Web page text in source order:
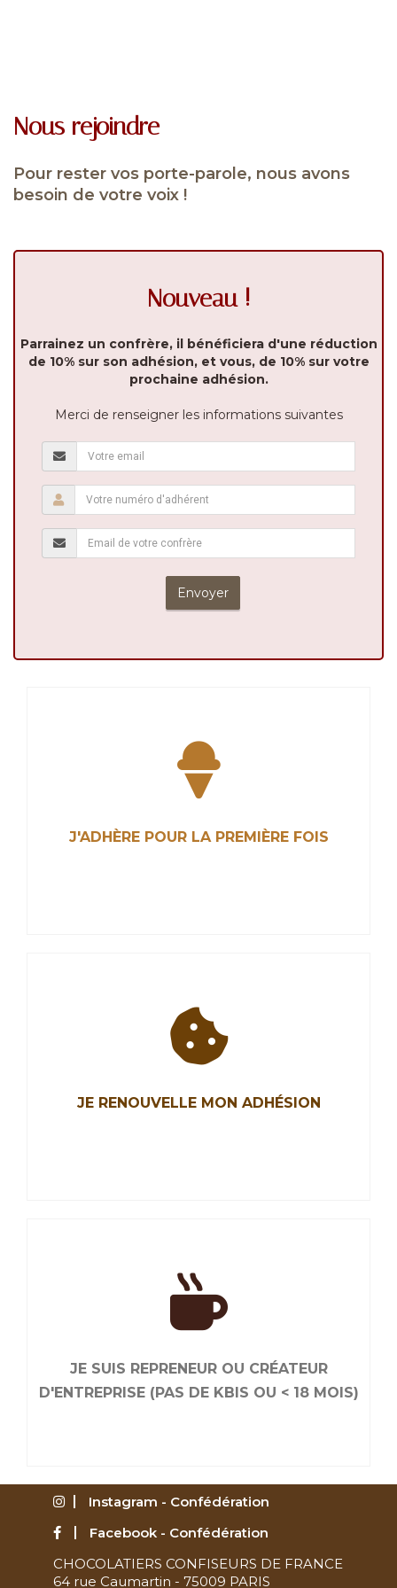
Nous rejoindre
Pour rester vos porte-parole, nous avons
besoin de votre voix !
Nouveau !
Parrainez un confrère, il bénéficiera d'une réduction
de 10% sur son adhésion, et vous, de 10% sur votre
prochaine adhésion.
Merci de renseigner les informations suivantes
Envoyer
J'ADHÈRE POUR LA PREMIÈRE FOIS
J'ADHÈRE POUR LA PREMIÈRE FOIS
pour mission de représenter la profession,
promouvoir nos métiers de chocolatiers,
JE RENOUVELLE MON ADHÉSION
JE RENOUVELLE MON ADHÉSION
sommes plus efficaces. Renouvelez maintenant
votre adhésion.
JE SUIS REPRENEUR OU CRÉATEUR
D'ENTREPRISE (PAS DE KBIS OU < 18 MOIS)
JE SUIS REPRENEUR OU CRÉATEUR
Instagram - Confédération
Facebook - Confédération
CHOCOLATIERS CONFISEURS DE FRANCE
64 rue Caumartin - 75009 PARIS